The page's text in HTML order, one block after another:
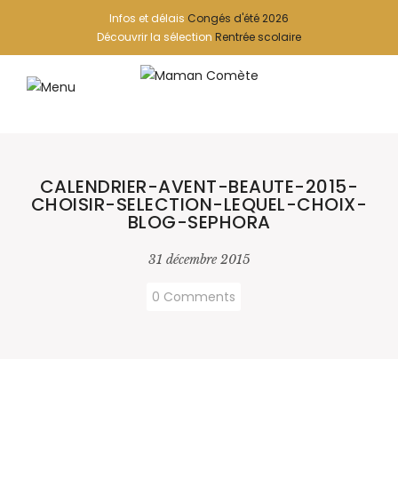
Infos et délais Congés d'été 2026
Découvrir la sélection Rentrée scolaire
CALENDRIER-AVENT-BEAUTE-2015-
CHOISIR-SELECTION-LEQUEL-CHOIX-
BLOG-SEPHORA
31 décembre 2015
0 Comments